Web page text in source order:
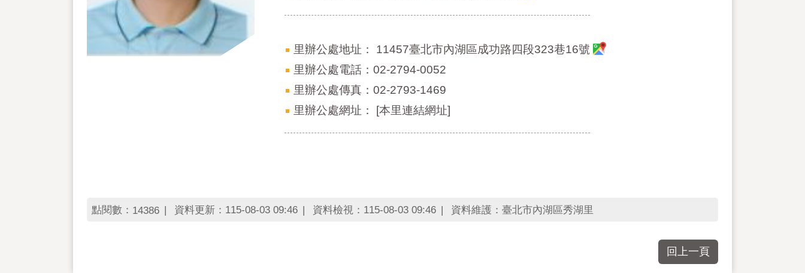
里辦公處地址： 11457臺北市內湖區成功路四段323巷16號
里辦公處電話：02-2794-0052
里辦公處傳真：02-2793-1469
里辦公處網址： [本里連結網址]
點閱數： 14386 資料更新：115-08-03 09:46 資料檢視：115-08-03 09:46 資料維護：臺北市內湖區秀湖里
回上一頁